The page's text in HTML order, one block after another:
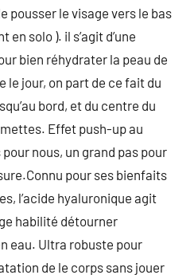
pousser le visage vers le bas
solo ). il s’agit d’une
bien réhydrater la peau de
le jour, on part de ce fait du
bord, et du centre du
Effet push-up au
nous, un grand pas pour
pour ses bienfaits
l’acide hyaluronique agit
habilité détourner
eau. Ultra robuste pour
de le corps sans jouer